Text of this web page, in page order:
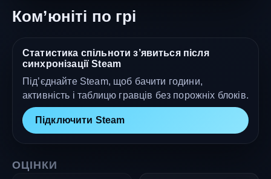
Ком’юніті по грі
Статистика спільноти з’явиться після
синхронізації Steam
Під’єднайте Steam, щоб бачити години,
активність і таблицю гравців без порожніх блоків.
Підключити Steam
ОЦІНКИ